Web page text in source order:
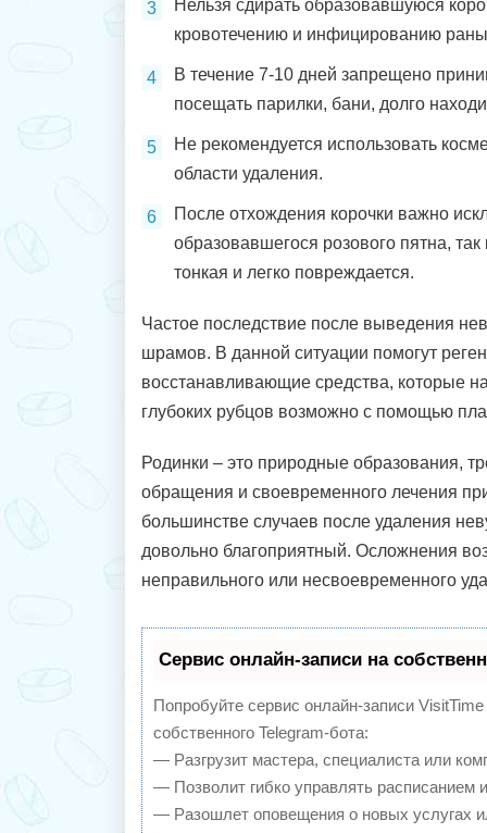
Нельзя сдирать образовавшуюся
кровотечению и инфицированию
В течение 7-10 дней запрещено
посещать парилки, бани, долго
Не рекомендуется использовать
области удаления.
После отхождения корочки важно
образовавшегося розового пятна,
тонкая и легко повреждается.
Частое последствие после выведения
шрамов. В данной ситуации помогут
восстанавливающие средства, которые
глубоких рубцов возможно с помощью
Родинки – это природные образования,
обращения и своевременного лечения
большинстве случаев после удаления
довольно благоприятный. Осложнения
неправильного или несвоевременного
Сервис онлайн-записи на
Попробуйте сервис онлайн-записи
собственного Telegram-бота:
— Разгрузит мастера, специалиста или
— Позволит гибко управлять расписанием и
— Разошлет оповещения о новых услугах